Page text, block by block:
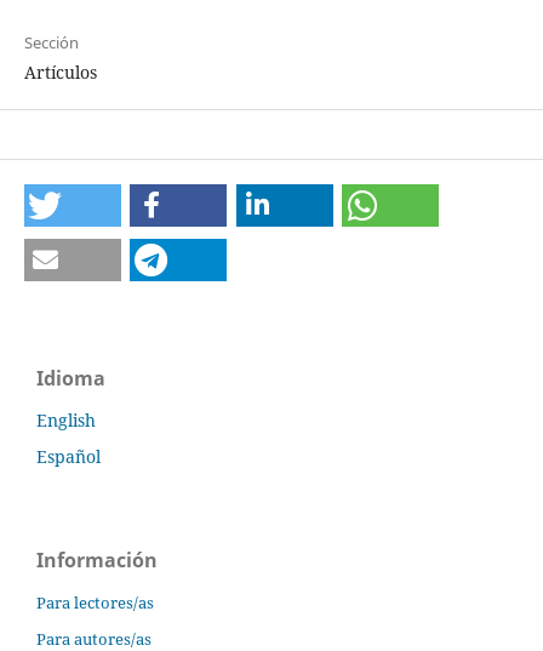
Sección
Artículos
Idioma
English
Español
Información
Para lectores/as
Para autores/as